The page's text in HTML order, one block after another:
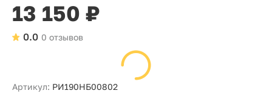
13 150 ₽
0 отзывов
0.0
Артикул: РИ190НБ00802